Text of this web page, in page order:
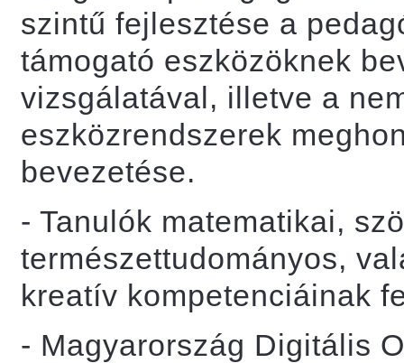
szintű fejlesztése a
támogató eszközöknek
vizsgálatával, illetve a
eszközrendszerek
bevezetése.
- Tanulók matematikai,
természettudományos,
kreatív kompetenciáinak
- Magyarország Digitális